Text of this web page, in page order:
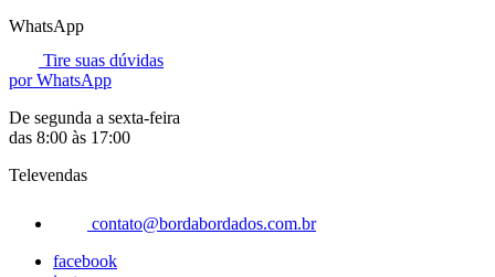
WhatsApp
Tire suas dúvidas
por WhatsApp
De segunda a sexta-feira
das 8:00 às 17:00
Televendas
contato@bordabordados.com.br
facebook